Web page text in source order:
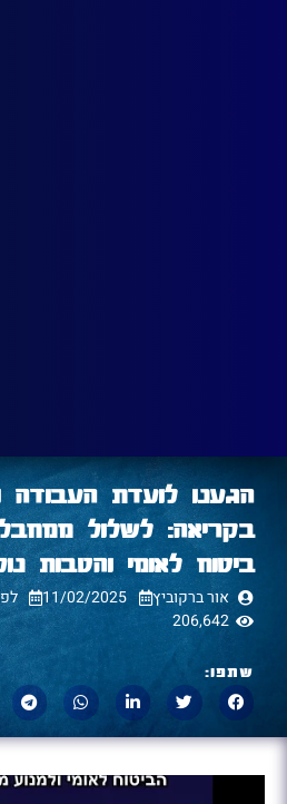
הגענו לועדת העבודה
בקריאה: לשלול
ביטוח לאומי והטבות
אור ברקוביץ 11/02/2025
206,642
שתפו: